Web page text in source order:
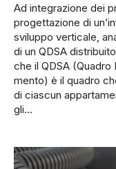
Ad integrazione dei
progettazione di
sviluppo verticale,
di un QDSA
che il QDSA
mento) è il quadro
di ciascun
gli…